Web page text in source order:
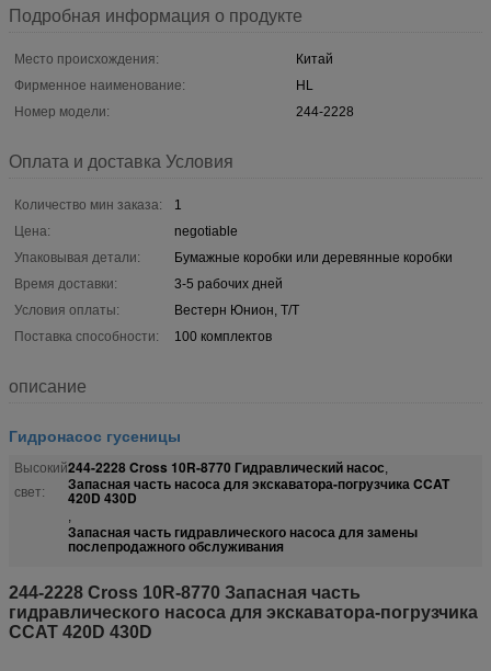
Подробная информация о продукте
Место происхождения:
Китай
Фирменное наименование:
HL
Номер модели:
244-2228
Оплата и доставка Условия
Количество мин заказа:
1
Цена:
negotiable
Упаковывая детали:
Бумажные коробки или деревянные коробки
Время доставки:
3-5 рабочих дней
Условия оплаты:
Вестерн Юнион, Т/Т
Поставка способности:
100 комплектов
описание
Гидронасос гусеницы
Высокий
свет:
244-2228 Cross 10R-8770 Гидравлический насос,
Запасная часть насоса для экскаватора-погрузчика CCAT
420D 430D
,
Запасная часть гидравлического насоса для замены
послепродажного обслуживания
244-2228 Cross 10R-8770 Запасная часть
гидравлического насоса для экскаватора-погрузчика
CCAT 420D 430D